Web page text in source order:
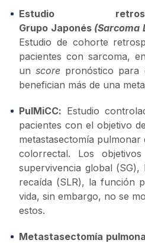
Estudio
Grupo Japonés(Sarcoma
Estudio de cohorte
pacientes con sarcoma,
unscore pronóstico para
benefician más de una
PulMiCC: Estudio
pacientes con el objetivo
metastasectomía
colorrectal. Los
supervivencia global
recaída (SLR), la función
vida, sin embargo, no se
estos.
Metastasectomía